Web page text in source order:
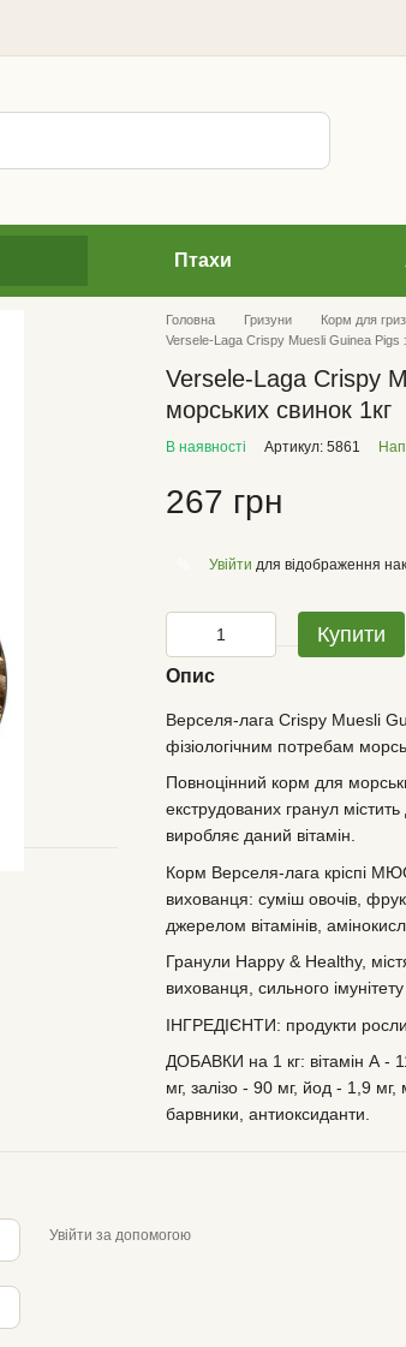
Птахи
Головна Гризуни Корм для
Versele-Laga Crispy Muesli Guinea Pigs
Versele-Laga Crispy
морських свинок 1кг
В наявності Артикул: 5861
267 грн
Увійти для відображення
Купити
Опис
Верселя-лага Crispy Muesli
фізіологічним потребам
Повноцінний корм для
екструдованих гранул
виробляє даний вітамін.
Корм Верселя-лага кріспі
вихованця: суміш овочів,
джерелом вітамінів,
Гранули Happy & Healthy,
вихованця, сильного імунітету
ІНГРЕДІЄНТИ: продукти
ДОБАВКИ на 1 кг: вітамін А -
мг, залізо - 90 мг, йод - 1,9
барвники, антиоксиданти.
Увійти за допомогою